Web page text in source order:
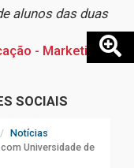
alunos das duas
- Marketing
SOCIAIS
Notícias
Universidade de